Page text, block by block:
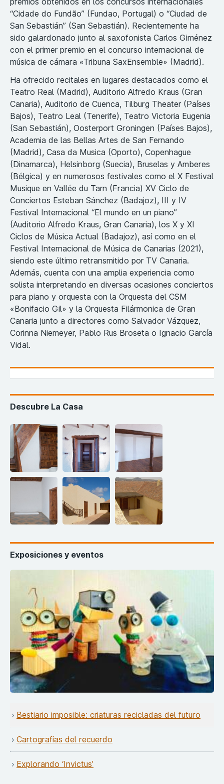
“Cidade do Fundão” (Fundao, Portugal) o “Ciudad de
San Sebastián” (San Sebastián). Recientemente ha
sido galardonado junto al saxofonista Carlos Giménez
con el primer premio en el concurso internacional de
música de cámara «Tribuna SaxEnsemble» (Madrid).
Ha ofrecido recitales en lugares destacados como el
Teatro Real (Madrid), Auditorio Alfredo Kraus (Gran
Canaria), Auditorio de Cuenca, Tilburg Theater (Países
Bajos), Teatro Leal (Tenerife), Teatro Victoria Eugenia
(San Sebastián), Oosterport Groningen (Países Bajos),
Academia de las Bellas Artes de San Fernando
(Madrid), Casa da Musica (Oporto), Copenhague
(Dinamarca), Helsinborg (Suecia), Bruselas y Amberes
(Bélgica) y en numerosos festivales como el X Festival
Musique en Vallée du Tarn (Francia) XV Ciclo de
Conciertos Esteban Sánchez (Badajoz), III y IV
Festival Internacional “El mundo en un piano”
(Auditorio Alfredo Kraus, Gran Canaria), los X y XI
Ciclos de Música Actual (Badajoz), así como en el
Festival Internacional de Música de Canarias (2021),
siendo este último retransmitido por TV Canaria.
Además, cuenta con una amplia experiencia como
solista interpretando en diversas ocasiones conciertos
para piano y orquesta con la Orquesta del CSM
«Bonifacio Gil» y la Orquesta Filármonica de Gran
Canaria junto a directores como Salvador Vázquez,
Corinna Niemeyer, Pablo Rus Broseta o Ignacio García
Vidal.
Descubre La Casa
Exposiciones y eventos
Bestiario imposible: criaturas recicladas del futuro
Cartografías del recuerdo
Explorando ‘Invictus’